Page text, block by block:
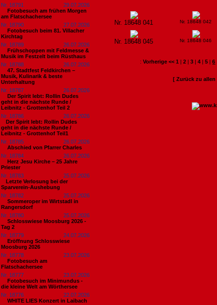
Nr. 18791
29.07.2026
Fotobesuch am frühen Morgen
am Flatschachersee
Nr. 18790
27.07.2026
Fotobesuch beim 81. Villacher
Kirchtag
Nr. 18789
26.07.2026
Frühschoppen mit Feldmesse &
Musik im Festzelt beim Rüsthaus
Nr. 18788
26.07.2026
47. Stadtfest Feldkirchen –
Musik, Kulinarik & beste
Unterhaltung
Nr. 18787
26.07.2026
Der Spirit lebt: Rollin Dudes
geht in die nächste Runde /
Leibnitz - Grottenhof Teil 2
Nr. 18786
26.07.2026
​Der Spirit lebt: Rollin Dudes
geht in die nächste Runde /
Leibnitz - Grottenhof Teil1
Nr. 18785
26.07.2026
Abschied von Pfarrer Charles
Nr. 18784
26.07.2026
Herz Jesu Kirche – 25 Jahre
Priester
Nr. 18783
25.07.2026
​Letzte Verlosung bei der
Sparverein-Aushebung
Nr. 18782
25.07.2026
Sommeroper im Wirtstadl in
Rangersdorf
Nr. 18780
25.07.2026
Schlosswiese Moosburg 2026 -
Tag 2
Nr. 18779
24.07.2026
Eröffnung Schlosswiese
Moosburg 2026
Nr. 18778
23.07.2026
Fotobesuch am
Flatschachersee
Nr. 18777
23.07.2026
Fotobesuch im Minimundus -
die kleine Welt am Wörthersee
Nr. 18776
22.07.2026
WHITE LIES Konzert in Laibach
Nr. 18648 041 Nr. 18648 042
Nr. 18648 045 Nr. 18648 046
:Vorherige <<1 |2 |3 |4 |5 |6
[ Zurück zu